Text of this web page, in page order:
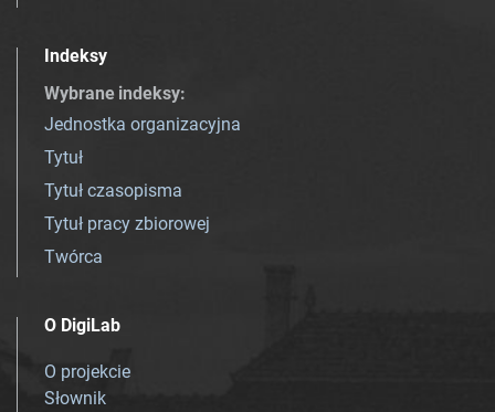
Indeksy
Wybrane indeksy:
Jednostka organizacyjna
Tytuł
Tytuł czasopisma
Tytuł pracy zbiorowej
Twórca
O DigiLab
O projekcie
Słownik